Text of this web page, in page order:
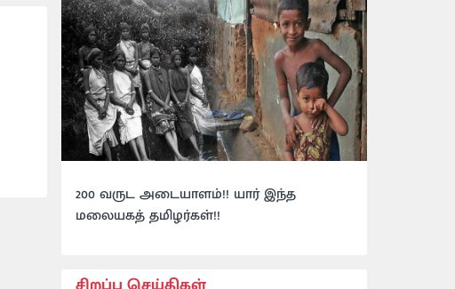
200 வருட அடையாளம்!! யார் இந்த
மலையகத் தமிழர்கள்!!